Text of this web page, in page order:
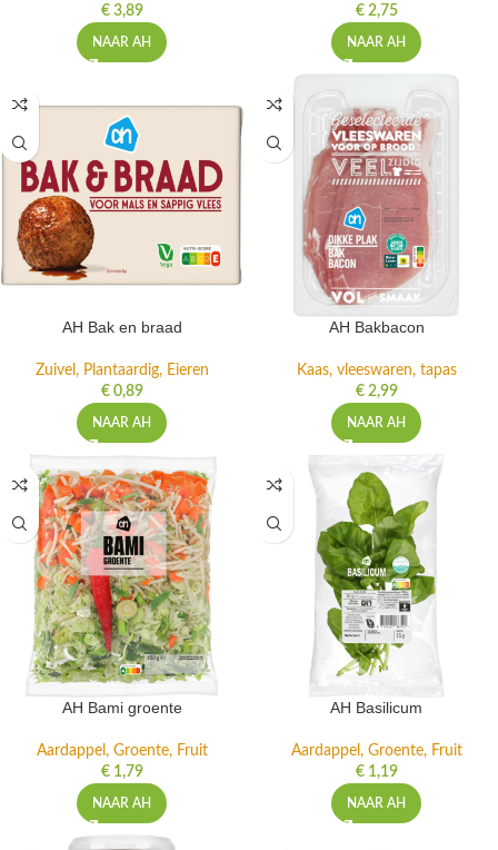
€3,89
NAAR AH
€2,75
NAAR AH
AH Bak en braad
Zuivel, Plantaardig, Eieren
€0,89
NAAR AH
AH Bakbacon
Kaas, vleeswaren, tapas
€2,99
NAAR AH
AH Bami groente
Aardappel, Groente, Fruit
€1,79
NAAR AH
AH Basilicum
Aardappel, Groente, Fruit
€1,19
NAAR AH